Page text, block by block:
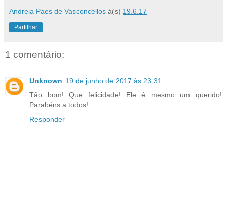
Andreia Paes de Vasconcellos à(s) 19.6.17
Partilhar
1 comentário:
Unknown 19 de junho de 2017 às 23:31
Tão bom! Que felicidade! Ele é mesmo um querido!
Parabéns a todos!
Responder